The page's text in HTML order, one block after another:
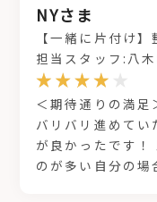
NYさま
【一緒に片付け
担当スタッフ:八木
＜期待通りの満足
バリバリ進めてい
が良かったです！
のが多い自分の場